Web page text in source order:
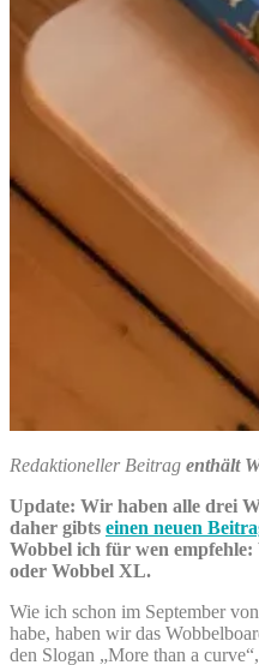
Redaktioneller Beitrag enthält
Update: Wir haben alle drei
daher gibts einen neuen
Wobbel ich für wen
oder Wobbel XL.
Wie ich schon im September
habe, haben wir das
den Slogan „More than a